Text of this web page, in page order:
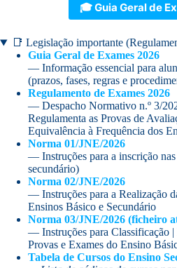
🎓 Guia Geral de
📑 Legislação importante
Guia Geral de Exames 2026
— Informação essencial para
(prazos, fases, regras e
Regulamento de Exames 2026
— Despacho Normativo n.º 3/
Regulamenta as Provas de
Equivalência à Frequência dos
Norma 01/JNE/2026
— Instruções para a inscrição
secundário)
Norma 02/JNE/2026
— Instruções para a Realização
Ensinos Básico e Secundário
Norma 03/JNE/2026 (ficheiro
— Instruções para Classificação |
Provas e Exames do Ensino
Tabela de Cursos do Ensino